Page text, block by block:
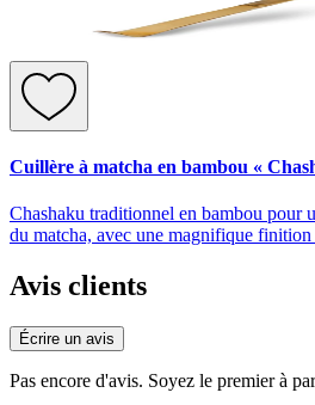
Cuillère à matcha en bambou «
Chashaku traditionnel en bambou pour
du matcha, avec une magnifique finition
Avis clients
Écrire un avis
Pas encore d'avis. Soyez le premier à